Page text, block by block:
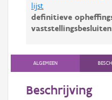
lijst
definitieve
ALGEMEEN
Beschrijving